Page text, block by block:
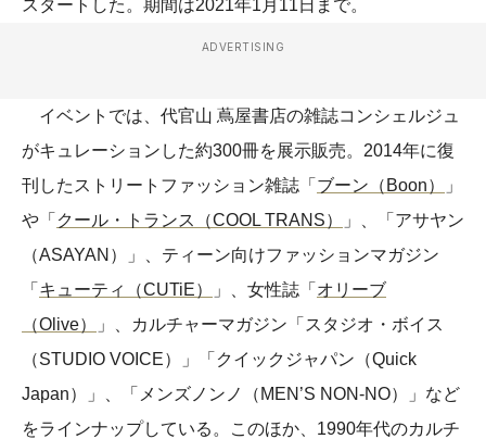
スタートした。期間は2021年1月11日まで。
ADVERTISING
イベントでは、代官山 蔦屋書店の雑誌コンシェルジュ
がキュレーションした約300冊を展示販売。2014年に復
刊したストリートファッション雑誌「 ブーン（Boon）
」
や「 クール・トランス（COOL TRANS）
」、「アサヤン
（ASAYAN）」、ティーン向けファッションマガジン
「 キューティ（CUTiE） 」、女性誌「 オリーブ
（Olive）
」、カルチャーマガジン「スタジオ・ボイス
（STUDIO VOICE）」「クイックジャパン（Quick
Japan）」、「メンズノンノ（MEN’S NON-NO）」など
をラインナップしている。このほか、1990年代のカルチ